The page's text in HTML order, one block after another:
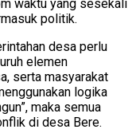
waktu yang sesekali
politik.
desa perlu
elemen
serta masyarakat
logika
maka semua
di desa Bere.